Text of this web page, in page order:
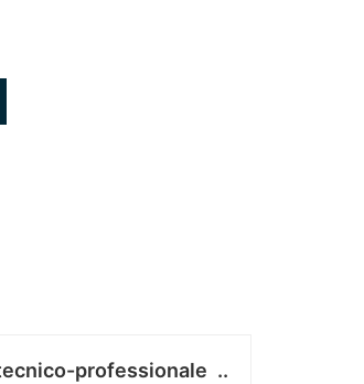
professionale ..